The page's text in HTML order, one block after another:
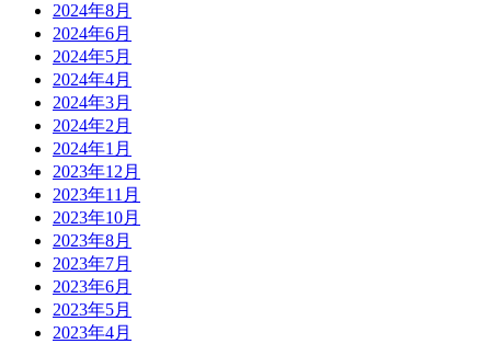
2024年8月
2024年6月
2024年5月
2024年4月
2024年3月
2024年2月
2024年1月
2023年12月
2023年11月
2023年10月
2023年8月
2023年7月
2023年6月
2023年5月
2023年4月